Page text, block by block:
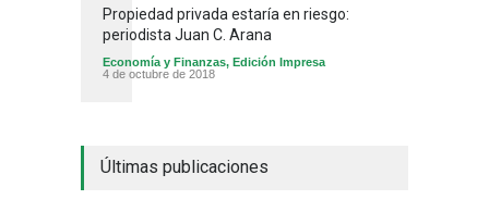
Propiedad privada estaría en riesgo:
periodista Juan C. Arana
Economía y Finanzas, Edición Impresa
4 de octubre de 2018
Últimas publicaciones